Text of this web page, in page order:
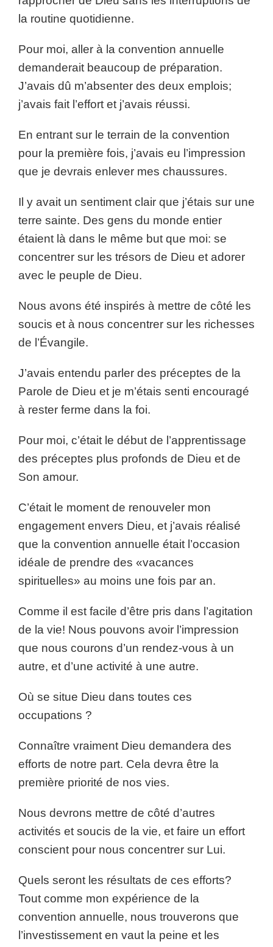
la routine quotidienne.
Pour moi, aller à la convention annuelle
demanderait beaucoup de préparation.
J’avais dû m’absenter des deux emplois;
j’avais fait l’effort et j’avais réussi.
En entrant sur le terrain de la convention
pour la première fois, j’avais eu l’impression
que je devrais enlever mes chaussures.
Il y avait un sentiment clair que j’étais sur une
terre sainte. Des gens du monde entier
étaient là dans le même but que moi: se
concentrer sur les trésors de Dieu et adorer
avec le peuple de Dieu.
Nous avons été inspirés à mettre de côté les
soucis et à nous concentrer sur les richesses
de l’Évangile.
J’avais entendu parler des préceptes de la
Parole de Dieu et je m’étais senti encouragé
à rester ferme dans la foi.
Pour moi, c’était le début de l’apprentissage
des préceptes plus profonds de Dieu et de
Son amour.
C’était le moment de renouveler mon
engagement envers Dieu, et j’avais réalisé
que la convention annuelle était l’occasion
idéale de prendre des «vacances
spirituelles» au moins une fois par an.
Comme il est facile d’être pris dans l’agitation
de la vie! Nous pouvons avoir l’impression
que nous courons d’un rendez-vous à un
autre, et d’une activité à une autre.
Où se situe Dieu dans toutes ces
occupations ?
Connaître vraiment Dieu demandera des
efforts de notre part. Cela devra être la
première priorité de nos vies.
Nous devrons mettre de côté d’autres
activités et soucis de la vie, et faire un effort
conscient pour nous concentrer sur Lui.
Quels seront les résultats de ces efforts?
Tout comme mon expérience de la
convention annuelle, nous trouverons que
l’investissement en vaut la peine et les